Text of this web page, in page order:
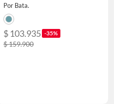
Por Bata.
$ 103.935 -35%
$ 159.900